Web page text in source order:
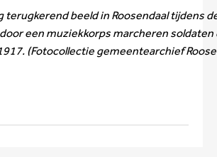
terugkerend beeld in Roosendaal tijdens
een muziekkorps marcheren
(Fotocollectie gemeentearchief